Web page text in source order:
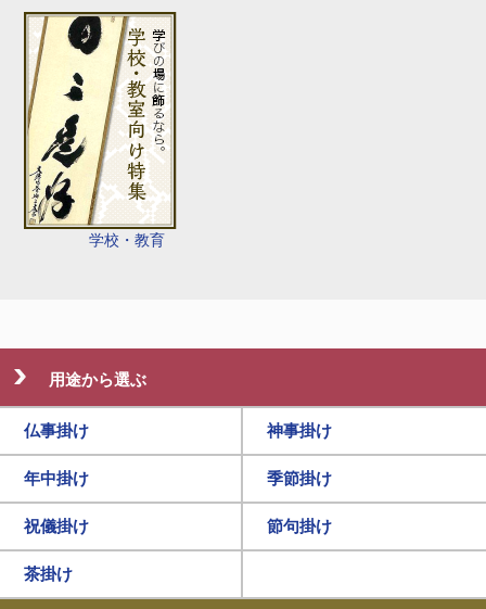
学校・教育
用途から選ぶ
仏事掛け 神事掛け
年中掛け 季節掛け
祝儀掛け 節句掛け
茶掛け